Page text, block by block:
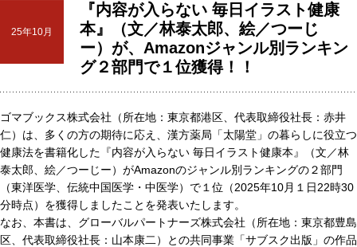
25年10月
『内容が入らない 毎日イラスト健康
本』（文／林泰太郎、絵／つーじ
ー）が、Amazonジャンル別ランキン
グ２部門で１位獲得！！
ゴマブックス株式会社（所在地：東京都港区、代表取締役社長：赤井
仁）は、多くの方の期待に応え、漢方薬局「太陽堂」の暮らしに役立つ
健康法を書籍化した『内容が入らない 毎日イラスト健康本』（文／林
泰太郎、絵／つーじー）がAmazonのジャンル別ランキングの２部門
（東洋医学、伝統中国医学・中医学）で１位（2025年10月１日22時30
分時点）を獲得しましたことを発表いたします。
なお、本書は、グローバルパートナーズ株式会社（所在地：東京都豊島
区、代表取締役社長：山本康二）との共同事業「サブスク出版」の作品